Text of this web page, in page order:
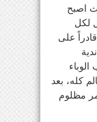
اصبح
لكل
على
الوباء
كله، بعد
مظلوم